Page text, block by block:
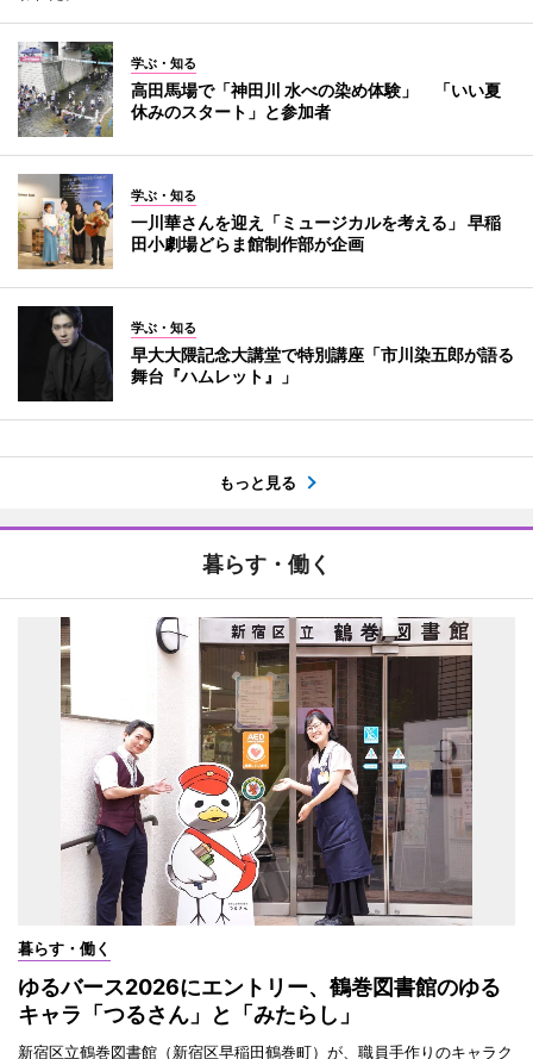
学ぶ・知る
高田馬場で「神田川 水べの染め体験」 「いい夏
休みのスタート」と参加者
学ぶ・知る
一川華さんを迎え「ミュージカルを考える」 早稲
田小劇場どらま館制作部が企画
学ぶ・知る
早大大隈記念大講堂で特別講座「市川染五郎が語る
舞台『ハムレット』」
もっと見る
暮らす・働く
暮らす・働く
ゆるバース2026にエントリー、鶴巻図書館のゆる
キャラ「つるさん」と「みたらし」
新宿区立鶴巻図書館（新宿区早稲田鶴巻町）が、職員手作りのキャラク